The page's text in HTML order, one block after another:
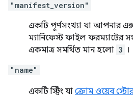
"manifest_version"
একটি পূর্ণসংখ্যা যা আপনার
ম্যানিফেস্ট ফাইল ফরম্যাটের
একমাত্র সমর্থিত মান হলো 3 ।
"name"
একটি স্ট্রিং যা ক্রোম ওয়েব